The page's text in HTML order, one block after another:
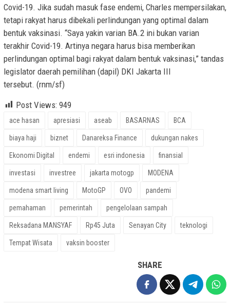
Covid-19. Jika sudah masuk fase endemi, Charles mempersilakan,
tetapi rakyat harus dibekali perlindungan yang optimal dalam
bentuk vaksinasi. “Saya yakin varian BA.2 ini bukan varian
terakhir Covid-19. Artinya negara harus bisa memberikan
perlindungan optimal bagi rakyat dalam bentuk vaksinasi,” tandas
legislator daerah pemilihan (dapil) DKI Jakarta III
tersebut. (rnm/sf)
Post Views: 949
ace hasan apresiasi aseab BASARNAS BCA
biaya haji biznet Danareksa Finance dukungan nakes
Ekonomi Digital endemi esri indonesia finansial
investasi investree jakarta motogp MODENA
modena smart living MotoGP OVO pandemi
pemahaman pemerintah pengelolaan sampah
Reksadana MANSYAF Rp45 Juta Senayan City teknologi
Tempat Wisata vaksin booster
SHARE